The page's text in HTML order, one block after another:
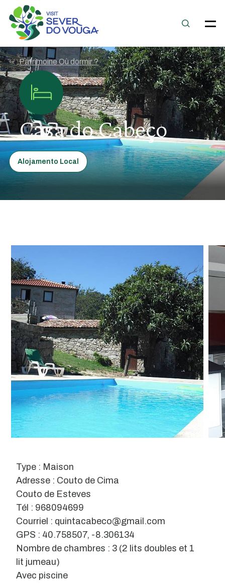
Patrimoine Où dormir ?
Casa do Cabeço
Alojamento Local
Type : Maison
Adresse : Couto de Cima
Couto de Esteves
Tél : 968094699
Courriel : quintacabeco@gmail.com
GPS : 40.758507, -8.306134
Nombre de chambres : 3 (2 lits doubles et 1
lit jumeau)
Avec piscine